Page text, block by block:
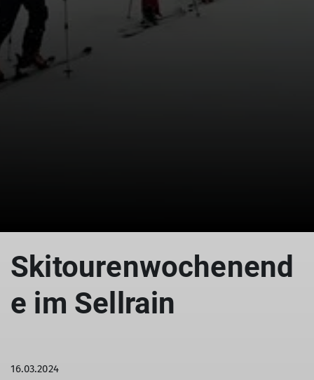
Skitourenwochenend
e im Sellrain
16.03.2024